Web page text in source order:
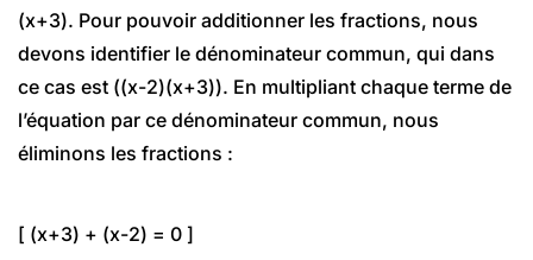
(x+3). Pour pouvoir additionner les fractions, nous
devons identifier le dénominateur commun, qui dans
ce cas est ((x-2)(x+3)). En multipliant chaque terme de
l’équation par ce dénominateur commun, nous
éliminons les fractions :
[ (x+3) + (x-2) = 0 ]